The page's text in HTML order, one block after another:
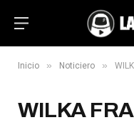
Inicio » Noticiero » WILKA
WILKA